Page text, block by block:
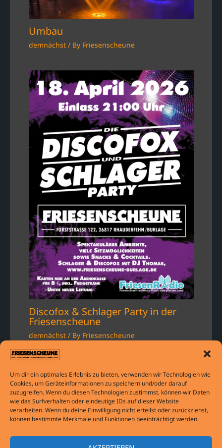
Um dir ein optimales Erlebnis zu bieten, verwenden wir Technologien wie
Cookies, um Geräteinformationen zu speichern und/oder darauf
zuzugreifen. Wenn du diesen Technologien zustimmst, können wir Daten
wie das Surfverhalten oder eindeutige IDs auf dieser Website
verarbeiten. Wenn du deine Einwilligung nicht erteilst oder zurückziehst,
können bestimmte Merkmale und Funktionen beeinträchtigt werden.
Umbau
demnächst/ By Friesenscheune
Discofox & Schlager Party in der
Friesenscheune
demnächst/ By Friesenscheune
Cookie-Richtlinie (EU)
Impressum